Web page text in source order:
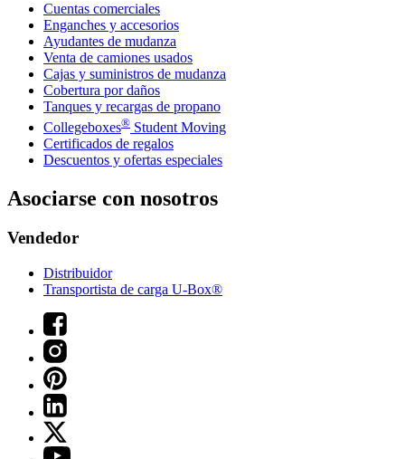
Cuentas comerciales
Enganches y accesorios
Ayudantes de mudanza
Venta de camiones usados
Cajas y suministros de mudanza
Cobertura por daños
Tanques y recargas de propano
Collegeboxes® Student Moving
Certificados de regalos
Descuentos y ofertas especiales
Asociarse con nosotros
Vendedor
Distribuidor
Transportista de carga U-Box®